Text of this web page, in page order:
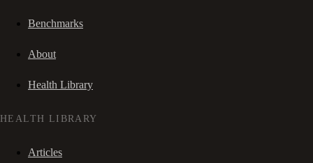
Benchmarks
About
Health Library
HEALTH LIBRARY
Articles